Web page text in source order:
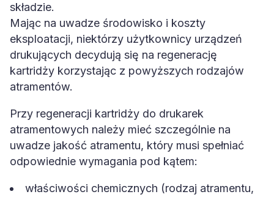
składzie.
Mając na uwadze środowisko i koszty
eksploatacji, niektórzy użytkownicy urządzeń
drukujących decydują się na regenerację
kartridży korzystając z powyższych rodzajów
atramentów.
Przy regeneracji kartridży do drukarek
atramentowych należy mieć szczególnie na
uwadze jakość atramentu, który musi spełniać
odpowiednie wymagania pod kątem:
właściwości chemicznych (rodzaj atramentu,